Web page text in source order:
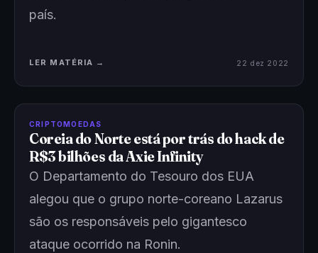
país.
LER MATÉRIA → 22 dez 2022
CRIPTOMOEDAS
Coreia do Norte está por trás do hack de
R$3 bilhões da Axie Infinity
O Departamento do Tesouro dos EUA
alegou que o grupo norte-coreano Lazarus
são os responsáveis pelo gigantesco
ataque ocorrido na Ronin.